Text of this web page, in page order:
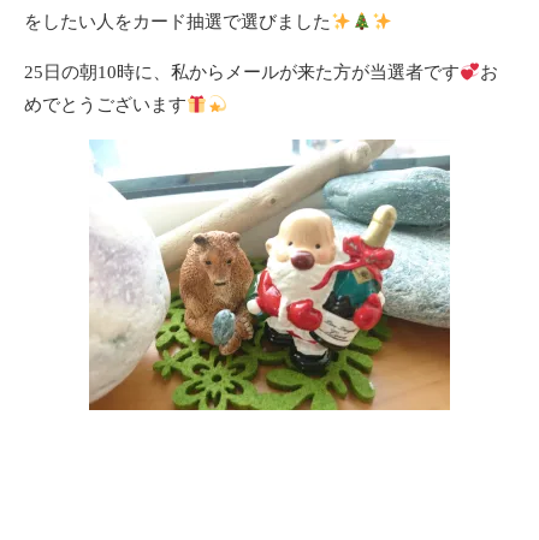
をしたい人をカード抽選で選びました
25日の朝10時に、私からメールが来た方が当選者です
お
めでとうございます